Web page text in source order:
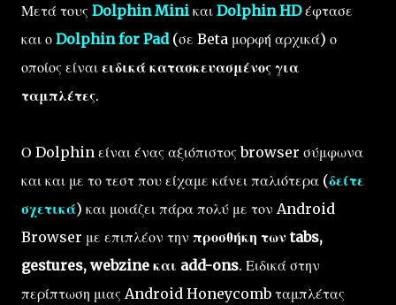
Μετά τους Dolphin Mini και Dolphin HDέφτασε
και ο Dolphin for Pad(σε Beta μορφή αρχικά) ο
οποίος είναι ειδικά κατασκευασμένος για
ταμπλέτες.
Ο Dolphin είναι ένας αξιόπιστος browser σύμφωνα
και και με το τεστ που είχαμε κάνει παλιότερα (δείτε
σχετικά) και μοιάζει πάρα πολύ με τον Android
Browser με επιπλέον την προσθήκη των tabs,
gestures, webzine και add-ons. Ειδικά στην
περίπτωση μιας Android Honeycomb ταμπλέτας